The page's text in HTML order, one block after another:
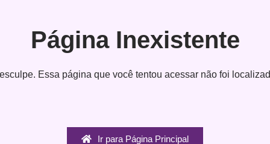
Página Inexistente
Essa página que você tentou acessar não foi
Ir para Página Principal